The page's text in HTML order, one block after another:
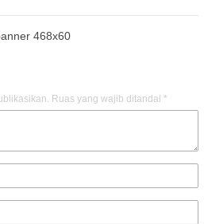
Ruas yang wajib ditandai *